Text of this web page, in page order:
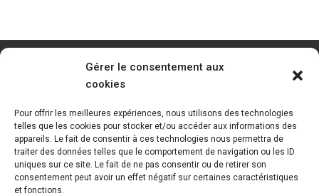
Gérer le consentement aux
cookies
Pour offrir les meilleures expériences, nous utilisons des technologies
telles que les cookies pour stocker et/ou accéder aux informations des
appareils. Le fait de consentir à ces technologies nous permettra de
traiter des données telles que le comportement de navigation ou les ID
uniques sur ce site. Le fait de ne pas consentir ou de retirer son
consentement peut avoir un effet négatif sur certaines caractéristiques
et fonctions.